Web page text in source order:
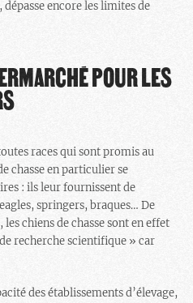
dépasse encore les limites de
POUR LES
races qui sont promis au
chasse en particulier se
: ils leur fournissent de
springers, braques… De
chiens de chasse sont en effet
recherche scientifique » car
des établissements d’élevage,